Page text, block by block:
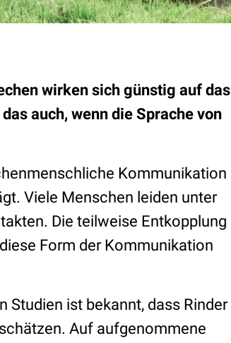
wirken sich günstig auf das
auch, wenn die Sprache von
Kommunikation
Viele Menschen leiden unter
Die teilweise Entkopplung
Form der Kommunikation
Studien ist bekannt, dass Rinder
Auf aufgenommene